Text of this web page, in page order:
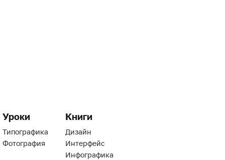
Уроки
Типографика
Фотография
Книги
Дизайн
Интерфейс
Инфографика